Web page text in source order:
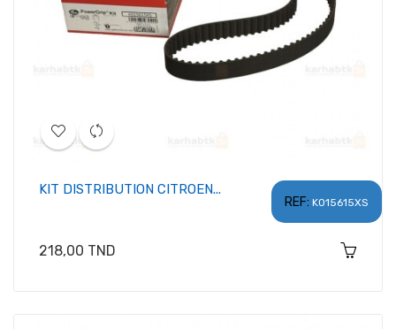
REF: K015615XS
KIT DISTRIBUTION CITROEN...
Prix
218,00 TND